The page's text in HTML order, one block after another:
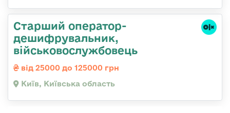
Старший оператор-
дешифрувальник,
військовослужбовець
від 25000 до 125000 грн
Київ, Київська область